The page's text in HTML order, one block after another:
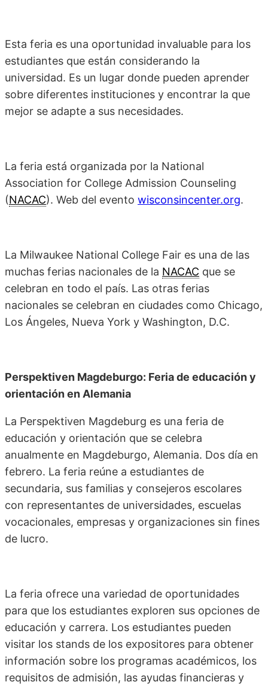
Esta feria es una oportunidad invaluable para los
estudiantes que están considerando la
universidad. Es un lugar donde pueden aprender
sobre diferentes instituciones y encontrar la que
mejor se adapte a sus necesidades.
La feria está organizada por la National
Association for College Admission Counseling
(NACAC). Web del evento wisconsincenter.org.
La Milwaukee National College Fair es una de las
muchas ferias nacionales de la NACAC que se
celebran en todo el país. Las otras ferias
nacionales se celebran en ciudades como Chicago,
Los Ángeles, Nueva York y Washington, D.C.
Perspektiven Magdeburgo: Feria de educación y
orientación en Alemania
La Perspektiven Magdeburg es una feria de
educación y orientación que se celebra
anualmente en Magdeburgo, Alemania. Dos día en
febrero. La feria reúne a estudiantes de
secundaria, sus familias y consejeros escolares
con representantes de universidades, escuelas
vocacionales, empresas y organizaciones sin fines
de lucro.
La feria ofrece una variedad de oportunidades
para que los estudiantes exploren sus opciones de
educación y carrera. Los estudiantes pueden
visitar los stands de los expositores para obtener
información sobre los programas académicos, los
requisitos de admisión, las ayudas financieras y